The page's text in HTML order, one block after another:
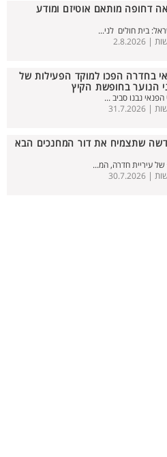
דחופה מותאם אוטיזם ומודע
בית חולים לני...
|
2.8.2026
בחדרה הפכו למוקד הפעילות של
הנוער בחופשת הקיץ
הפנאי נבנו סביב ...
|
31.7.2026
שתצמיח את דור המחנכים הבא
עיריית חדרה, המ...
|
30.7.2026